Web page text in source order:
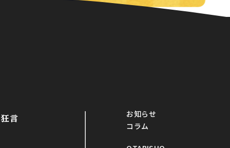
狂言
お知らせ
コラム